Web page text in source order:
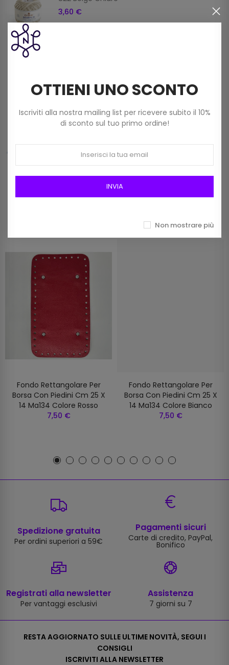
3,60 €
Frangia In Rafia Da 15mm Art 2116/15 Col 01
12,00 €
Fondo Rettangolare Per
Borsa Con Piedini Cm 25 X
14 Ma134 Colore Rosso
7,50 €
Fondo Rettangolare Per
Borsa Con Piedini Cm 25 X
14 Ma134 Colore Bianco
7,50 €
Spedizione gratuita
Per ordini superiori a 59€
Pagamenti sicuri
Carte di credito, PayPal,
Bonifico
Registrati alla newsletter
Per vantaggi esclusivi
Assistenza
7 giorni su 7
RESTA AGGIORNATO SULLE ULTIME NOVITÀ, SEGUI I
CONSIGLI
ISCRIVITI ALLA NEWSLETTER
OTTIENI UNO SCONTO
Iscriviti alla nostra mailing list per ricevere subito il 10%
di sconto sul tuo primo ordine!
INVIA
Non mostrare più